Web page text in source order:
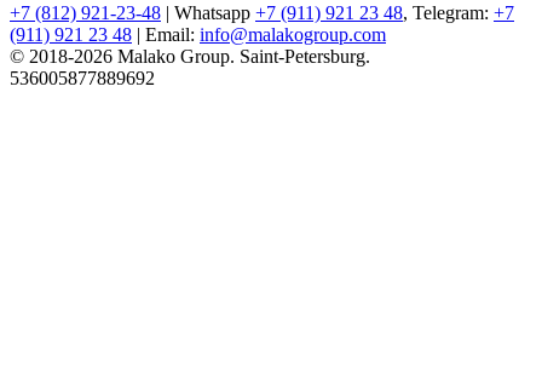
+7 (812) 921-23-48 | Whatsapp +7 (911) 921 23 48, Telegram: +7
(911) 921 23 48 | Email: info@malakogroup.com
© 2018-2026 Malako Group. Saint-Petersburg.
536005877889692